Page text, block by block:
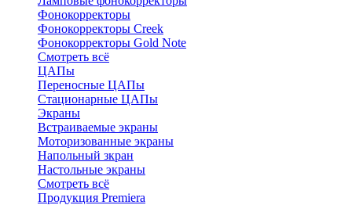
Фонокорректоры
Фонокорректоры Creek
Фонокорректоры Gold Note
Смотреть всё
ЦАПы
Переносные ЦАПы
Стационарные ЦАПы
Экраны
Встраиваемые экраны
Моторизованные экраны
Напольный зкран
Настольные экраны
Смотреть всё
Продукция Premiera